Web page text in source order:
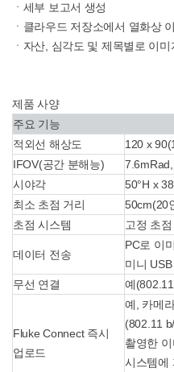
ㆍ세부 보고서 생성
ㆍ클라우드 저장소에서 열화상
ㆍ자산, 심각도 및 제목별로 이
제품 사양
주요 기능
적외선 해상도
120 x
IFOV(공간 분해능)
시야각
50°H x
최소 초점 거리
50cm(20
초점 시스템
고정 초점
데이터 전송
PC로 이
미니 USB
무선 연결
예
Fluke Connect 즉시
업로드
예, 카메
(802.11
촬영한
시스템에